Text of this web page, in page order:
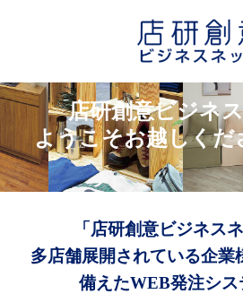
店研創意ビジネ
ようこそお越しくだ
「店研創意ビジネス
多店舗展開されている企業
備えたWEB発注シス